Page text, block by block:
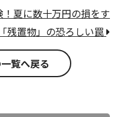
！夏に数十万円の損をす
残置物」の恐ろしい罠
覧へ戻る